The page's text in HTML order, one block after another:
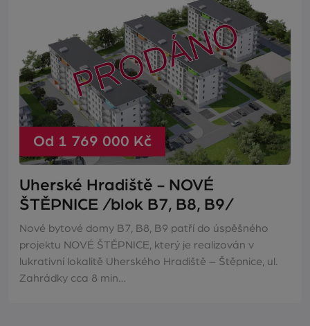
Od 1 769 000 Kč
Uherské Hradiště - NOVÉ
ŠTĚPNICE /blok B7, B8, B9/
Nové bytové domy B7, B8, B9 patří do úspěšného
projektu NOVÉ ŠTĚPNICE, který je realizován v
lukrativní lokalitě Uherského Hradiště – Štěpnice, ul.
Zahrádky cca 8 min…